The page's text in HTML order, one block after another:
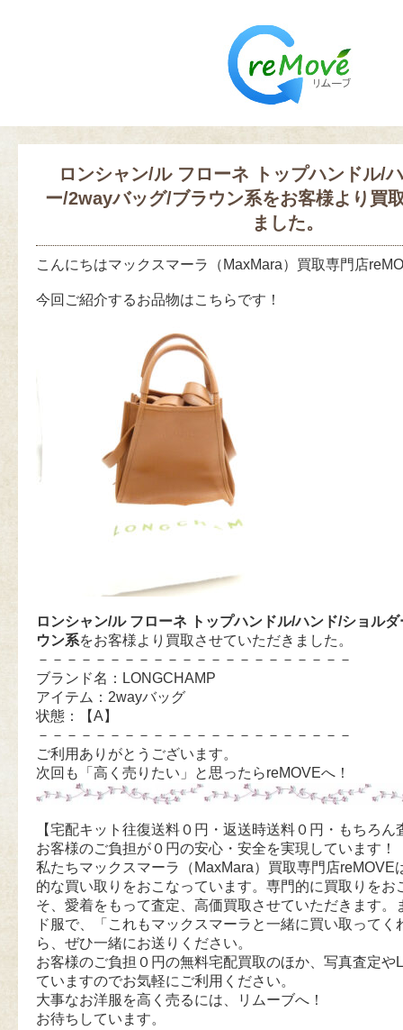
ロンシャン/ル フローネ トップハンドル/
ー/2wayバッグ/ブラウン系をお客様より買
ました。
こんにちはマックスマーラ（MaxMara）買取専門店
今回ご紹介するお品物はこちらです！
ロンシャン/ル フローネ トップハンドル/ハンド/ショル
ウン系をお客様より買取させていただきました。
－－－－－－－－－－－－－－－－－－－－－－
ブランド名：LONGCHAMP
アイテム：2wayバッグ
状態：【A】
－－－－－－－－－－－－－－－－－－－－－－
ご利用ありがとうございます。
次回も「高く売りたい」と思ったらreMOVEへ！
【宅配キット往復送料０円・返送時送料０円・もちろん
お客様のご負担が０円の安心・安全を実現しています！
私たちマックスマーラ（MaxMara）買取専門店reMOVE
的な買い取りをおこなっています。専門的に買取りをお
そ、愛着をもって査定、高価買取させていただきます。
ド服で、「これもマックスマーラと一緒に買い取ってく
ら、ぜひ一緒にお送りください。
お客様のご負担０円の無料宅配買取のほか、写真査定や
ていますのでお気軽にご利用ください。
大事なお洋服を高く売るには、リムーブへ！
お待ちしています。